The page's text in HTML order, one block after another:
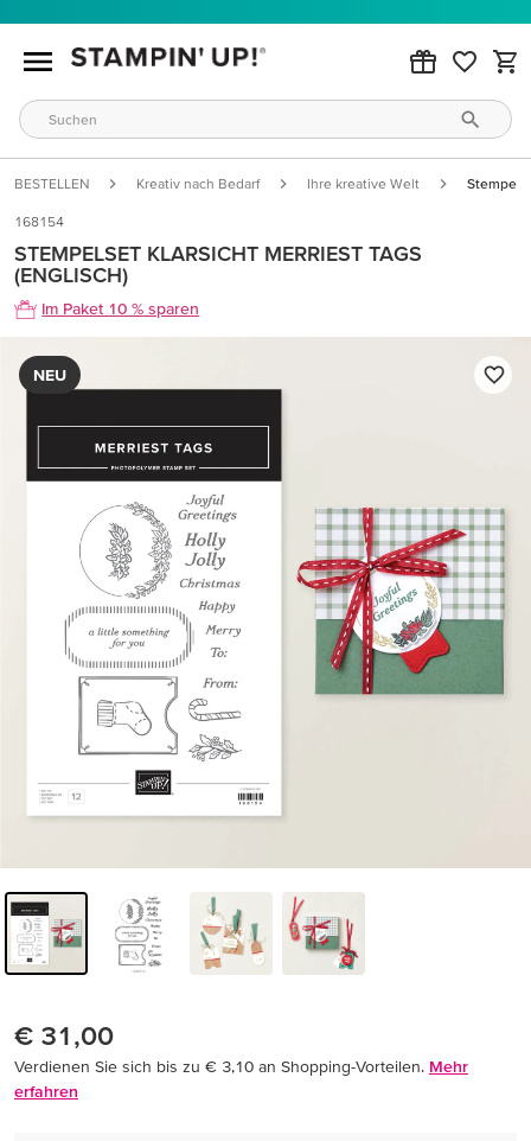
BESTELLEN Kreativ nach Bedarf Ihre kreative Welt
168154
STEMPELSET KLARSICHT MERRIEST TAGS
(ENGLISCH)
Im Paket 10 % sparen
NEU
€ 31,00
Verdienen Sie sich bis zu € 3,10 an Shopping-Vorteilen. Mehr
erfahren